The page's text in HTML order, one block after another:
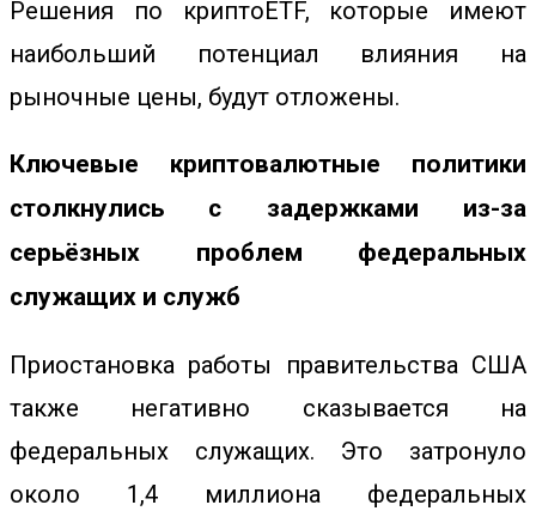
Решения по криптоETF, которые имеют
наибольший потенциал влияния на
рыночные цены, будут отложены.
Ключевые криптовалютные политики
столкнулись с задержками из-за
серьёзных проблем федеральных
служащих и служб
Приостановка работы правительства США
также негативно сказывается на
федеральных служащих. Это затронуло
около 1,4 миллиона федеральных